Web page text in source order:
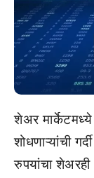
शेअर
शोधणाऱ्यांची
रुपयांचा शेअरही